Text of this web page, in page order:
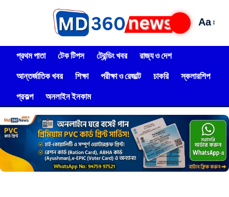
Aa
প্রথম পাতা টেক টিপস ট্রেন্ডিং খবর
রাজ্য ও দেশ
আন্তর্জাতিক খবর
শিক্ষা পরীক্ষা ও রেজাল্ট চাকরি
স্কলারশিপ
প্রকল্প
অনলাইন ইনকাম